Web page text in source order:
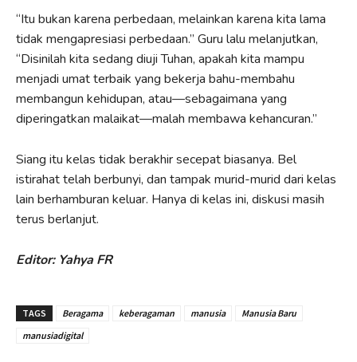
“Itu bukan karena perbedaan, melainkan karena kita lama
tidak mengapresiasi perbedaan.” Guru lalu melanjutkan,
“Disinilah kita sedang diuji Tuhan, apakah kita mampu
menjadi umat terbaik yang bekerja bahu-membahu
membangun kehidupan, atau—sebagaimana yang
diperingatkan malaikat—malah membawa kehancuran.”
Siang itu kelas tidak berakhir secepat biasanya. Bel
istirahat telah berbunyi, dan tampak murid-murid dari kelas
lain berhamburan keluar. Hanya di kelas ini, diskusi masih
terus berlanjut.
Editor: Yahya FR
TAGS Beragama keberagaman manusia
Manusia Baru
manusiadigital